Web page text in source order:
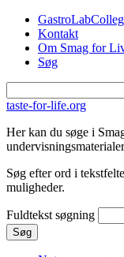
Gå til hovedindhold
Kontakt
Om Smag for
Søg
taste-for-life.org
Her kan du søge i
Søg efter ord i
muligheder.
Fuldtekst søgning